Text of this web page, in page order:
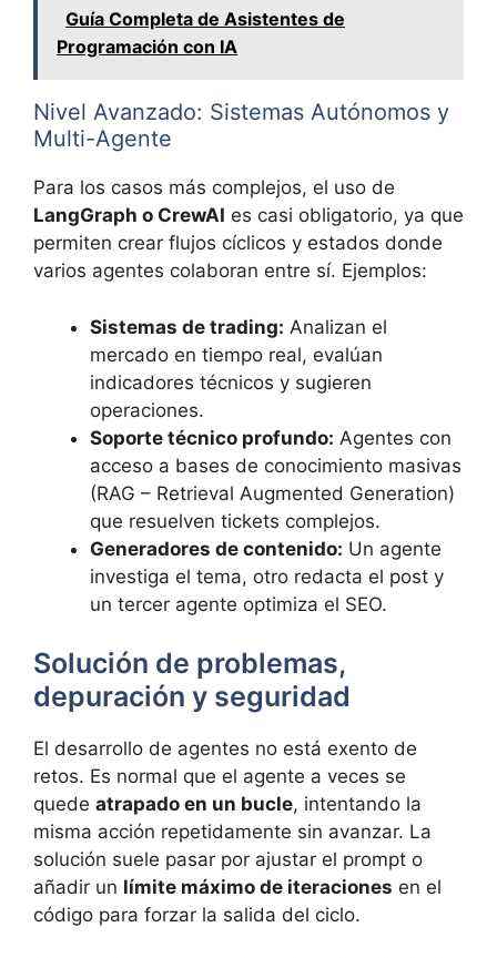
Guía Completa de Asistentes de
Programación con IA
Nivel Avanzado: Sistemas Autónomos y
Multi-Agente
Para los casos más complejos, el uso de
LangGraph o CrewAI es casi obligatorio, ya que
permiten crear flujos cíclicos y estados donde
varios agentes colaboran entre sí. Ejemplos:
Sistemas de trading: Analizan el
mercado en tiempo real, evalúan
indicadores técnicos y sugieren
operaciones.
Soporte técnico profundo: Agentes con
acceso a bases de conocimiento masivas
(RAG – Retrieval Augmented Generation)
que resuelven tickets complejos.
Generadores de contenido: Un agente
investiga el tema, otro redacta el post y
un tercer agente optimiza el SEO.
Solución de problemas,
depuración y seguridad
El desarrollo de agentes no está exento de
retos. Es normal que el agente a veces se
quede atrapado en un bucle, intentando la
misma acción repetidamente sin avanzar. La
solución suele pasar por ajustar el prompt o
añadir un límite máximo de iteraciones en el
código para forzar la salida del ciclo.